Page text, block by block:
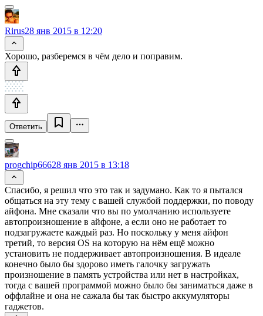
Rirus28 янв 2015 в 12:20
Хорошо, разберемся в чём дело и поправим.
Ответить
progchip66628 янв 2015 в 13:18
Спасибо, я решил что это так и задумано. Как то я пытался
общаться на эту тему с вашей службой поддержки, по поводу
айфона. Мне сказали что вы по умолчанию используете
автопроизношение в айфоне, а если оно не работает то
подзагружаете каждый раз. Но поскольку у меня айфон
третий, то версия OS на которую на нём ещё можно
установить не поддерживает автопроизношения. В идеале
конечно было бы здорово иметь галочку загружать
произношение в память устройства или нет в настройках,
тогда с вашей программой можно было бы заниматься даже в
оффлайне и она не сажала бы так быстро аккумуляторы
гаджетов.